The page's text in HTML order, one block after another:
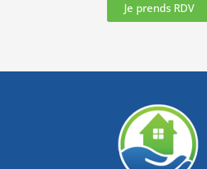
Je prends RDV